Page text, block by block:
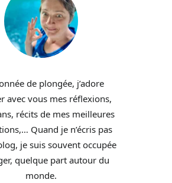
de plongée, j’adore
avec vous mes réflexions,
récits de mes meilleures
Quand je n’écris pas
je suis souvent occupée
quelque part autour du
monde.